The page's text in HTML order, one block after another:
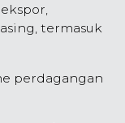
termasuk
perdagangan